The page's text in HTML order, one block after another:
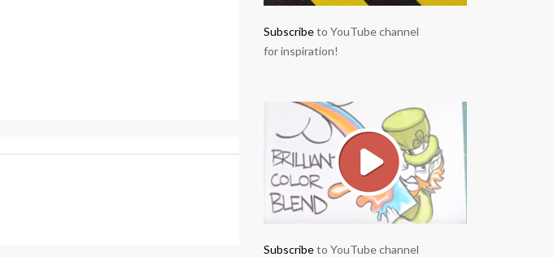
Subscribeto YouTube channel
for inspiration!
Subscribeto YouTube channel